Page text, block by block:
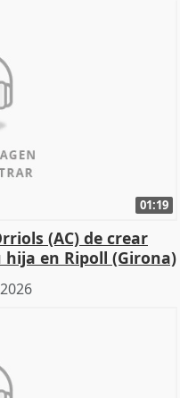
01:19
(AC) de crear
en Ripoll (Girona)